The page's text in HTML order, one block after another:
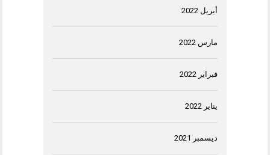
أبريل 2022
مارس 2022
فبراير 2022
يناير 2022
ديسمبر 2021